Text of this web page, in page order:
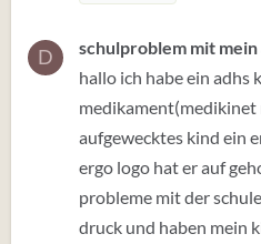
D
schulproblem mit mein
hallo ich habe ein adhs
medikament(medikinet
aufgewecktes kind ein
ergo logo hat er auf
probleme mit der
druck und haben mein